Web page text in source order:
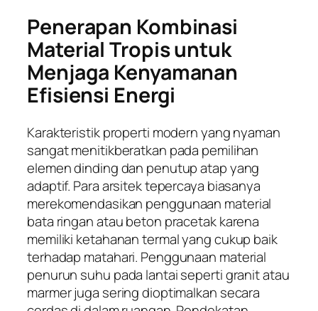
Penerapan Kombinasi
Material Tropis untuk
Menjaga Kenyamanan
Efisiensi Energi
Karakteristik properti modern yang nyaman
sangat menitikberatkan pada pemilihan
elemen dinding dan penutup atap yang
adaptif. Para arsitek tepercaya biasanya
merekomendasikan penggunaan material
bata ringan atau beton pracetak karena
memiliki ketahanan termal yang cukup baik
terhadap matahari. Penggunaan material
penurun suhu pada lantai seperti granit atau
marmer juga sering dioptimalkan secara